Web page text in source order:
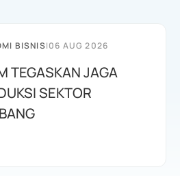
BISNIS|06 AUG 2026
TEGASKAN JAGA
SEKTOR